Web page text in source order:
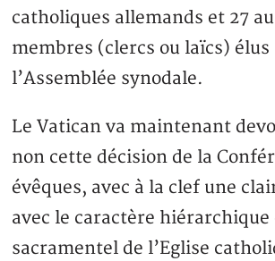
catholiques allemands et 27
membres (clercs ou laïcs) élus
l’Assemblée synodale.
Le Vatican va maintenant
non cette décision de la
évêques, avec à la clef une
avec le caractère hiérarchique
sacramentel de l’Eglise